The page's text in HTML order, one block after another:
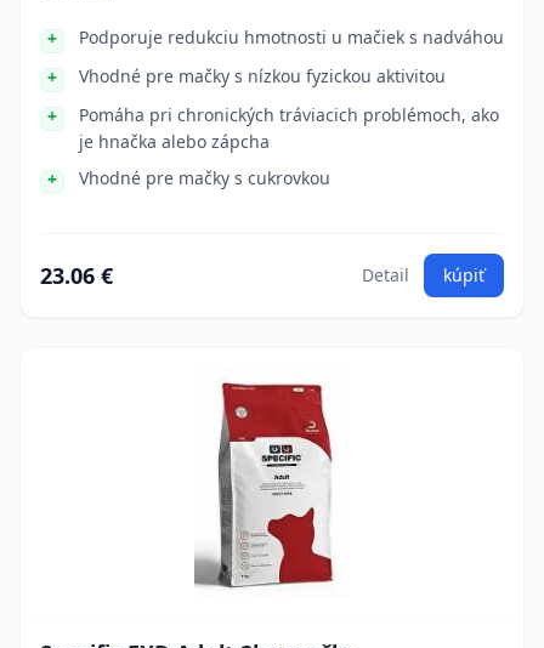
Podporuje redukciu hmotnosti u mačiek s nadváhou
Vhodné pre mačky s nízkou fyzickou aktivitou
Pomáha pri chronických tráviacich problémoch, ako
je hnačka alebo zápcha
Vhodné pre mačky s cukrovkou
23.06 € Detail kúpiť